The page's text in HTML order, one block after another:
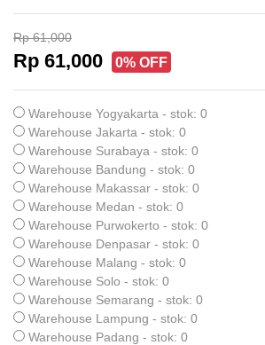
Rp 61,000
Rp 61,000 0% OFF
Warehouse Yogyakarta - stok: 0
Warehouse Jakarta - stok: 0
Warehouse Surabaya - stok: 0
Warehouse Bandung - stok: 0
Warehouse Makassar - stok: 0
Warehouse Medan - stok: 0
Warehouse Purwokerto - stok: 0
Warehouse Denpasar - stok: 0
Warehouse Malang - stok: 0
Warehouse Solo - stok: 0
Warehouse Semarang - stok: 0
Warehouse Lampung - stok: 0
Warehouse Padang - stok: 0